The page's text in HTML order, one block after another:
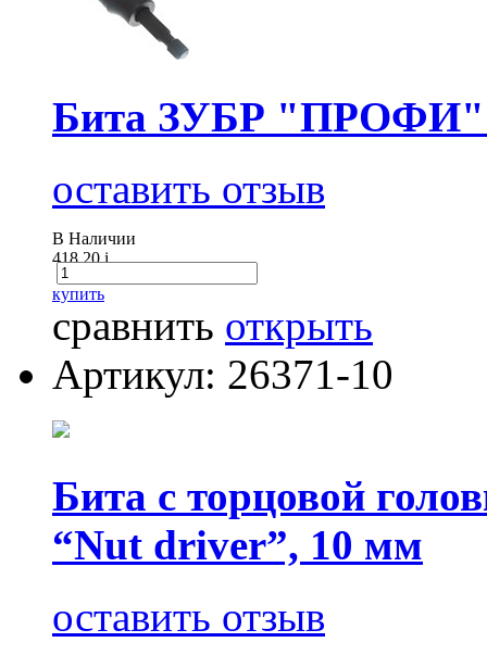
Бита ЗУБР "ПРОФИ"
оставить отзыв
В Наличии
418.20i
купить
сравнить открыть
Артикул: 26371-10
Бита с торцовой
“Nut driver”, 10 мм
оставить отзыв